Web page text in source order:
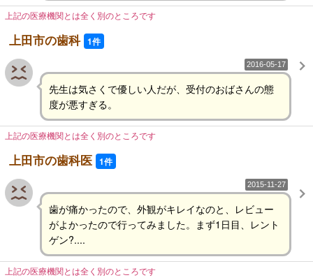
上記の医療機関とは全く別のところです
上田市の歯科 1件
2016-05-17
先生は気さくで優しい人だが、受付のおばさんの態
度が悪すぎる。
上記の医療機関とは全く別のところです
上田市の歯科医 1件
2015-11-27
歯が痛かったので、外観がキレイなのと、レビュー
がよかったので行ってみました。まず1日目、レント
ゲン?....
上記の医療機関とは全く別のところです